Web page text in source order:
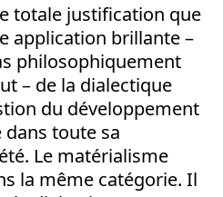
totale justification que
application brillante –
philosophiquement
– de la dialectique
du développement
toute sa
Le matérialisme
la même catégorie. Il